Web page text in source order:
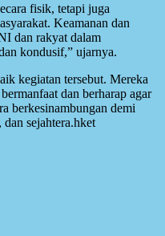
fisik, tetapi juga
Keamanan dan
dan rakyat dalam
kondusif,” ujarnya.
kegiatan tersebut. Mereka
dan berharap agar
berkesinambungan demi
sejahtera.hket